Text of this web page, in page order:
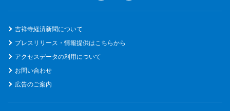
吉祥寺経済新聞について
プレスリリース・情報提供はこちらから
アクセスデータの利用について
お問い合わせ
広告のご案内